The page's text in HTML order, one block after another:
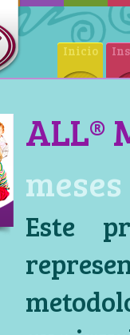
Inicio
ALL®
meses
Este